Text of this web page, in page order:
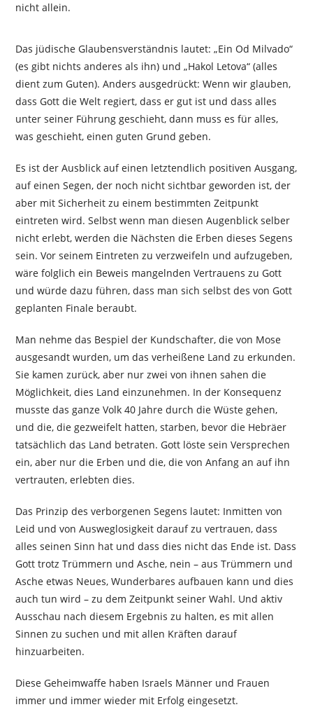
nicht allein.
Das jüdische Glaubensverständnis lautet: „Ein Od Milvado“
(es gibt nichts anderes als ihn) und „Hakol Letova“ (alles
dient zum Guten). Anders ausgedrückt: Wenn wir glauben,
dass Gott die Welt regiert, dass er gut ist und dass alles
unter seiner Führung geschieht, dann muss es für alles,
was geschieht, einen guten Grund geben.
Es ist der Ausblick auf einen letztendlich positiven Ausgang,
auf einen Segen, der noch nicht sichtbar geworden ist, der
aber mit Sicherheit zu einem bestimmten Zeitpunkt
eintreten wird. Selbst wenn man diesen Augenblick selber
nicht erlebt, werden die Nächsten die Erben dieses Segens
sein. Vor seinem Eintreten zu verzweifeln und aufzugeben,
wäre folglich ein Beweis mangelnden Vertrauens zu Gott
und würde dazu führen, dass man sich selbst des von Gott
geplanten Finale beraubt.
Man nehme das Bespiel der Kundschafter, die von Mose
ausgesandt wurden, um das verheißene Land zu erkunden.
Sie kamen zurück, aber nur zwei von ihnen sahen die
Möglichkeit, dies Land einzunehmen. In der Konsequenz
musste das ganze Volk 40 Jahre durch die Wüste gehen,
und die, die gezweifelt hatten, starben, bevor die Hebräer
tatsächlich das Land betraten. Gott löste sein Versprechen
ein, aber nur die Erben und die, die von Anfang an auf ihn
vertrauten, erlebten dies.
Das Prinzip des verborgenen Segens lautet: Inmitten von
Leid und von Ausweglosigkeit darauf zu vertrauen, dass
alles seinen Sinn hat und dass dies nicht das Ende ist. Dass
Gott trotz Trümmern und Asche, nein – aus Trümmern und
Asche etwas Neues, Wunderbares aufbauen kann und dies
auch tun wird – zu dem Zeitpunkt seiner Wahl. Und aktiv
Ausschau nach diesem Ergebnis zu halten, es mit allen
Sinnen zu suchen und mit allen Kräften darauf
hinzuarbeiten.
Diese Geheimwaffe haben Israels Männer und Frauen
immer und immer wieder mit Erfolg eingesetzt.